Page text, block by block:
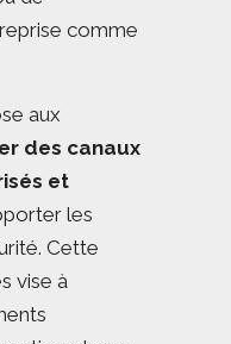
comme
aux
des canaux
et
les
Cette
vise à